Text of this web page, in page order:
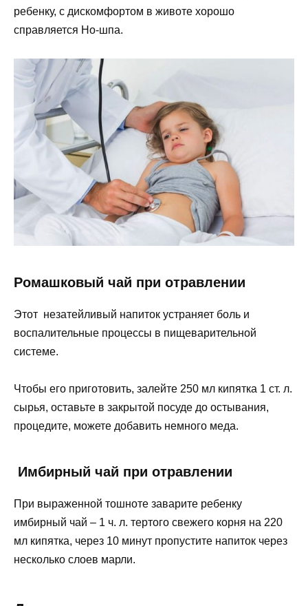
ребенку, с дискомфортом в животе хорошо
справляется Но-шпа.
Ромашковый чай при отравлении
Этот незатейливый напиток устраняет боль и
воспалительные процессы в пищеварительной
системе.
Чтобы его приготовить, залейте 250 мл кипятка 1 ст. л.
сырья, оставьте в закрытой посуде до остывания,
процедите, можете добавить немного меда.
Имбирный чай при отравлении
При выраженной тошноте заварите ребенку
имбирный чай – 1 ч. л. тертого свежего корня на 220
мл кипятка, через 10 минут пропустите напиток через
несколько слоев марли.